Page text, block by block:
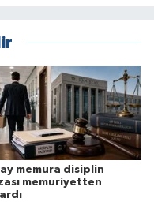
memura disiplin
memuriyetten